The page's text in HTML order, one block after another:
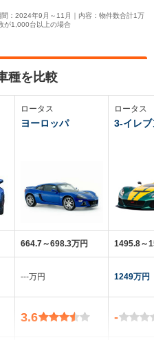
：2024年9月～11月｜内容：物件数合計1万
が1,000台以上の場合
種を比較
ロータス
ヨーロッパ
664.7～698.3万円
‐‐‐万円
3.6
ロータス
3-イレブ
1495.8～
1249万円
-